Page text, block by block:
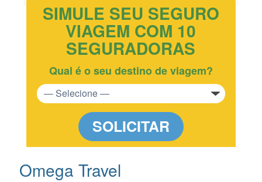
SIMULE SEU SEGURO
VIAGEM COM 10
SEGURADORAS
Qual é o seu destino de viagem?
SOLICITAR
Omega Travel